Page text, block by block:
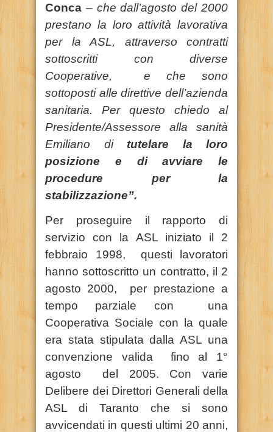
Conca – che dall’agosto del 2000
prestano la loro attività lavorativa
per la ASL, attraverso contratti
sottoscritti con diverse
Cooperative, e che sono
sottoposti alle direttive dell’azienda
sanitaria. Per questo chiedo al
Presidente/Assessore alla sanità
Emiliano ditutelare la loro
posizione e di avviare le
procedure per la
stabilizzazione”.
Per proseguire il rapporto di
servizio con la ASL iniziato il 2
febbraio 1998, questi lavoratori
hanno sottoscritto un contratto, il 2
agosto 2000, per prestazione a
tempo parziale con una
Cooperativa Sociale con la quale
era stata stipulata dalla ASL una
convenzione valida fino al 1°
agosto del 2005. Con varie
Delibere dei Direttori Generali della
ASL di Taranto che si sono
avvicendati in questi ultimi 20 anni,